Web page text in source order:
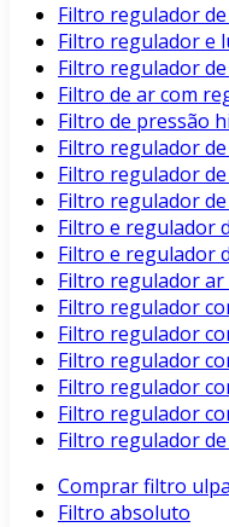
Filtro regulador
Filtro regulador e
Filtro regulador
Filtro de ar com
Filtro de pressão
Filtro regulador
Filtro regulador
Filtro regulador
Filtro e regulador
Filtro e regulador
Filtro regulador
Filtro regulador
Filtro regulador
Filtro regulador
Filtro regulador
Filtro regulador
Filtro regulador
Comprar filtro ulpa
Filtro absoluto